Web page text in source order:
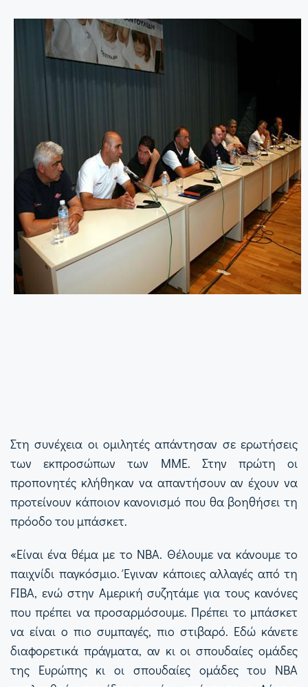
Στη συνέχεια οι ομιλητές απάντησαν σε ερωτήσεις
των εκπροσώπων των ΜΜΕ. Στην πρώτη οι
προπονητές κλήθηκαν να απαντήσουν αν έχουν να
προτείνουν κάποιον κανονισμό που θα βοηθήσει τη
πρόοδο του μπάσκετ.
«Είναι ένα θέμα με το ΝΒΑ. Θέλουμε να κάνουμε το
παιχνίδι παγκόσμιο. Έγιναν κάποιες αλλαγές από τη
FIBA, ενώ στην Αμερική συζητάμε για τους κανόνες
που πρέπει να προσαρμόσουμε. Πρέπει το μπάσκετ
να είναι ο πιο συμπαγές, πιο στιβαρό. Εδώ κάνετε
διαφορετικά πράγματα, αν κι οι σπουδαίες ομάδες
της Ευρώπης κι οι σπουδαίες ομάδες του ΝΒΑ